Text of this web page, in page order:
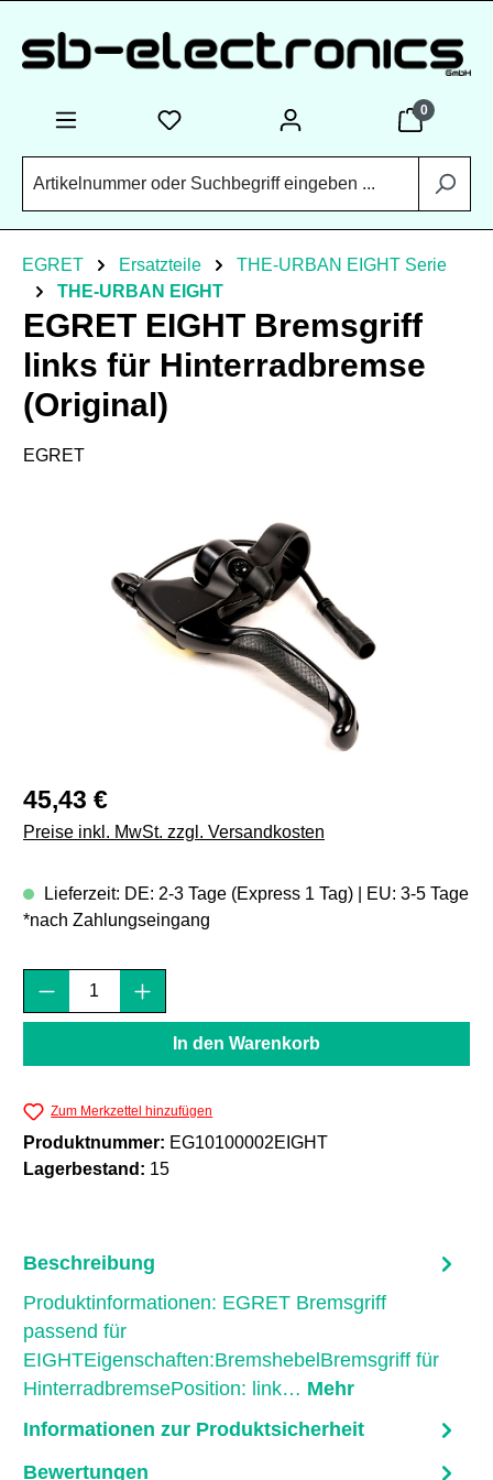
0
EGRET Ersatzteile
THE-URBAN EIGHT Serie
THE-URBAN EIGHT
EGRET EIGHT Bremsgriff
links für Hinterradbremse
(Original)
EGRET
Regulärer Preis:
45,43 €
Preise inkl. MwSt. zzgl. Versandkosten
Lieferzeit: DE: 2-3 Tage (Express 1 Tag) | EU: 3-5 Tage
*nach Zahlungseingang
Produkt Anzahl: Gib den gewünschten
In den Warenkorb
Zum Merkzettel hinzufügen
Produktnummer: EG10100002EIGHT
Lagerbestand: 15
Beschreibung
Produktinformationen: EGRET Bremsgriff
passend für
EIGHTEigenschaften:BremshebelBremsgriff für
HinterradbremsePosition: link… Mehr
Informationen zur Produktsicherheit
Bewertungen